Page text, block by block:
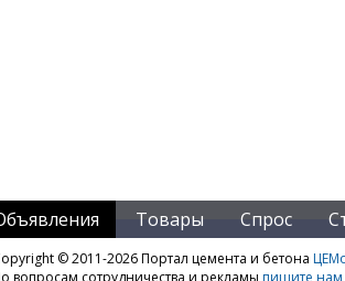
Товары Спрос
© 2011-2026 Портал цемента и бетона
вопросам сотрудничества и рекламы пишите нам